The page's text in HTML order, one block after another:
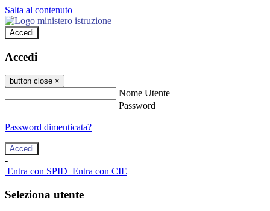
Salta al contenuto
Accedi
Accedi
button close ×
Nome Utente
Password
Password dimenticata?
-
Entra con SPID Entra con CIE
Seleziona utente